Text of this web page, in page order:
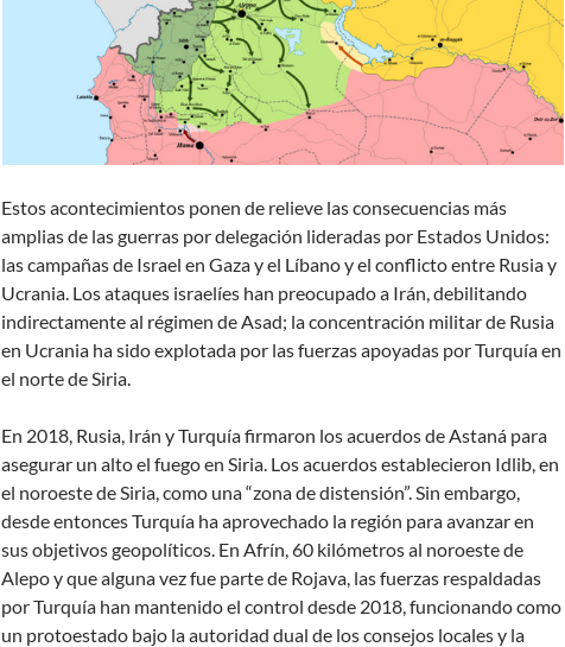
Estos acontecimientos ponen de relieve las consecuencias más
amplias de las guerras por delegación lideradas por Estados Unidos:
las campañas de Israel en Gaza y el Líbano y el conflicto entre Rusia y
Ucrania. Los ataques israelíes han preocupado a Irán, debilitando
indirectamente al régimen de Asad; la concentración militar de Rusia
en Ucrania ha sido explotada por las fuerzas apoyadas por Turquía en
el norte de Siria.
En 2018, Rusia, Irán y Turquía firmaron los acuerdos de Astaná para
asegurar un alto el fuego en Siria. Los acuerdos establecieron Idlib, en
el noroeste de Siria, como una “zona de distensión”. Sin embargo,
desde entonces Turquía ha aprovechado la región para avanzar en
sus objetivos geopolíticos. En Afrín, 60 kilómetros al noroeste de
Alepo y que alguna vez fue parte de Rojava, las fuerzas respaldadas
por Turquía han mantenido el control desde 2018, funcionando como
un protoestado bajo la autoridad dual de los consejos locales y la